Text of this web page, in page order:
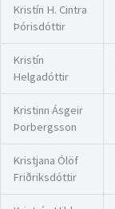
Kristín H. Cintra
Þórisdóttir
Kristín
Helgadóttir
Kristinn Ásgeir
Þorbergsson
Kristjana Ólöf
Friðriksdóttir